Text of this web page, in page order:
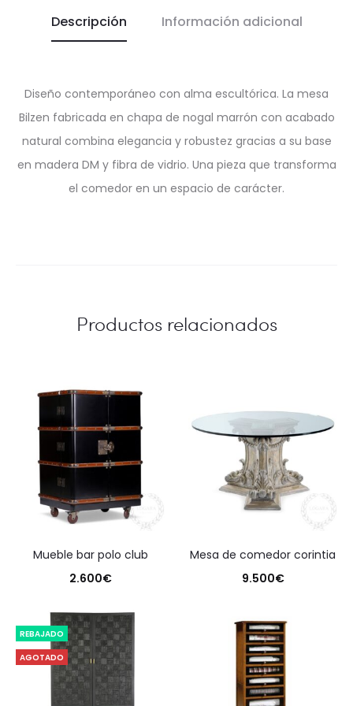
Descripción Información adicional
Diseño contemporáneo con alma escultórica. La mesa
Bilzen fabricada en chapa de nogal marrón con acabado
natural combina elegancia y robustez gracias a su base
en madera DM y fibra de vidrio. Una pieza que transforma
el comedor en un espacio de carácter.
Productos relacionados
mueble bar polo club
2.600€
mesa de comedor corintia
9.500€
REBAJADO
AGOTADO